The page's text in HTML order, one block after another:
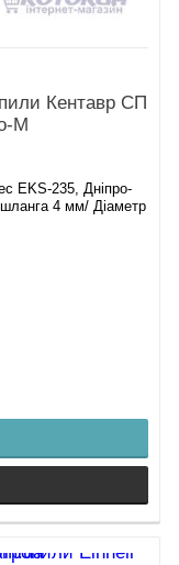
Кентавр СП
М
EKS-235, Дніпро-
4 мм/ Діаметр